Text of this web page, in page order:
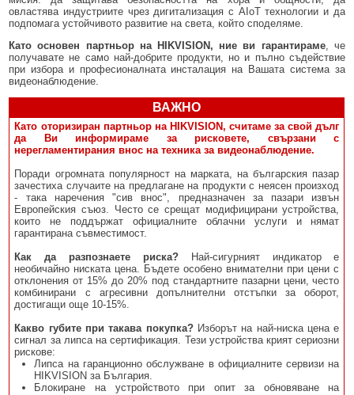
овластява индустриите чрез дигитализация с AIoT технологии и да
подпомага устойчивото развитие на света, който споделяме.
Като основен партньор на HIKVISION, ние ви гарантираме, че
получавате не само най-добрите продукти, но и пълно съдействие
при избора и професионалната инсталация на Вашата система за
видеонаблюдение.
ВАЖНО
Като оторизиран партньор на HIKVISION, считаме за свой дълг
да Ви информираме за рисковете, свързани с
нерегламентирания внос на техника за видеонаблюдение.
Поради огромната популярност на марката, на българския пазар
зачестиха случаите на предлагане на продукти с неясен произход
- така наречения "сив внос", предназначен за пазари извън
Европейския съюз. Често се срещат модифицирани устройства,
които не поддържат официалните облачни услуги и нямат
гарантирана съвместимост.
Как да разпознаете риска?Най-сигурният индикатор е
необичайно ниската цена. Бъдете особено внимателни при цени с
отклонения от 15% до 20% под стандартните пазарни цени, често
комбинирани с агресивни допълнителни отстъпки за оборот,
достигащи още 10-15%.
Какво губите при такава покупка?Изборът на най-ниска цена е
сигнал за липса на сертификация. Тези устройства крият сериозни
рискове:
Липса на гаранционно обслужване в официалните сервизи на
HIKVISION за България.
Блокиране на устройството при опит за обновяване на